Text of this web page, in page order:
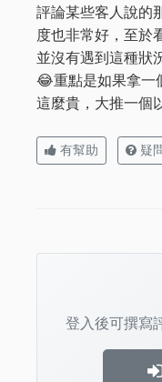
評論某些客人說的
度也非常好，至於
並沒有遇到這種狀
😂重點是如果拿一
這麼貴，大推一個
有幫助 疑
登入後可撰寫